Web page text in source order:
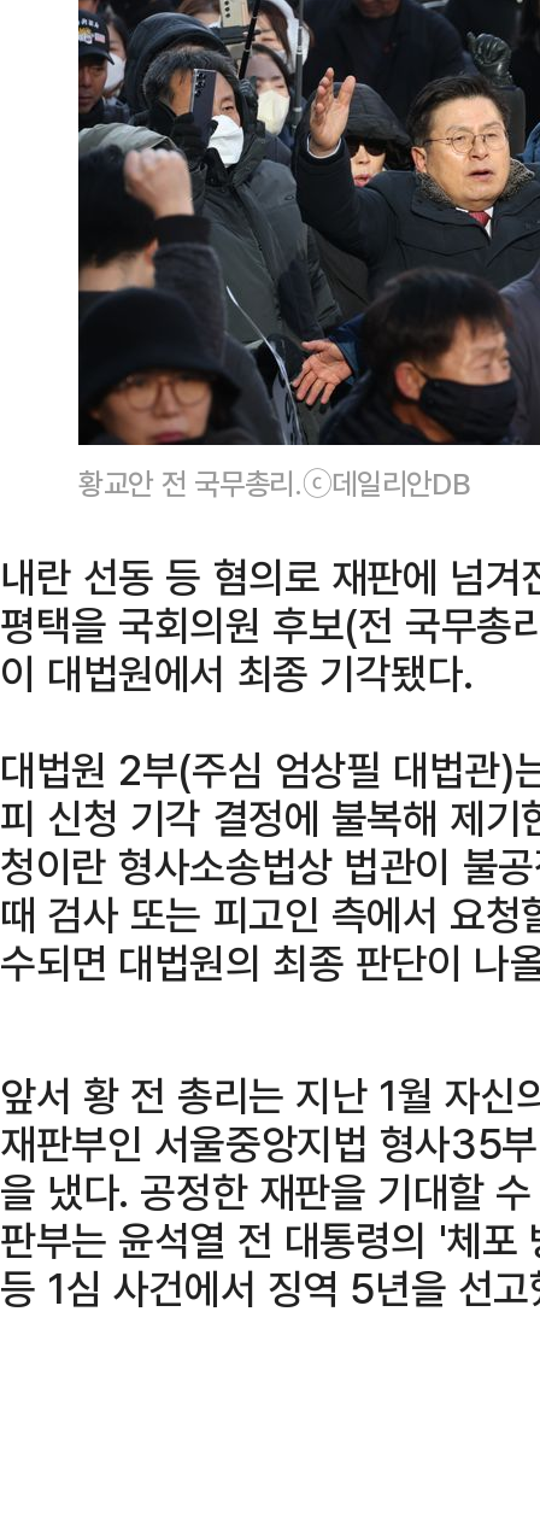
황교안 전 국무총리.ⓒ데일리안DB
내란 선동 등 혐의로 재판에 넘
평택을 국회의원 후보(전 국무총
이 대법원에서 최종 기각됐다.
대법원 2부(주심 엄상필 대법관
피 신청 기각 결정에 불복해 제
청이란 형사소송법상 법관이 불
때 검사 또는 피고인 측에서 요
수되면 대법원의 최종 판단이 나
앞서 황 전 총리는 지난 1월 자신
재판부인 서울중앙지법 형사35
을 냈다. 공정한 재판을 기대할
판부는 윤석열 전 대통령의 '체포
등 1심 사건에서 징역 5년을 선